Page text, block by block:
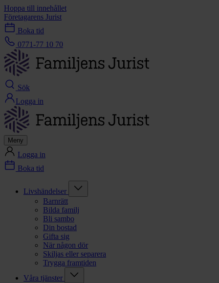
Hoppa till innehållet
Företagarens Jurist
Boka tid
0771-77 10 70
Sök
Logga in
Meny
Logga in
Boka tid
Livshändelser
Barnrätt
Bilda familj
Bli sambo
Din bostad
Gifta sig
När någon dör
Skiljas eller separera
Trygga framtiden
Våra tjänster